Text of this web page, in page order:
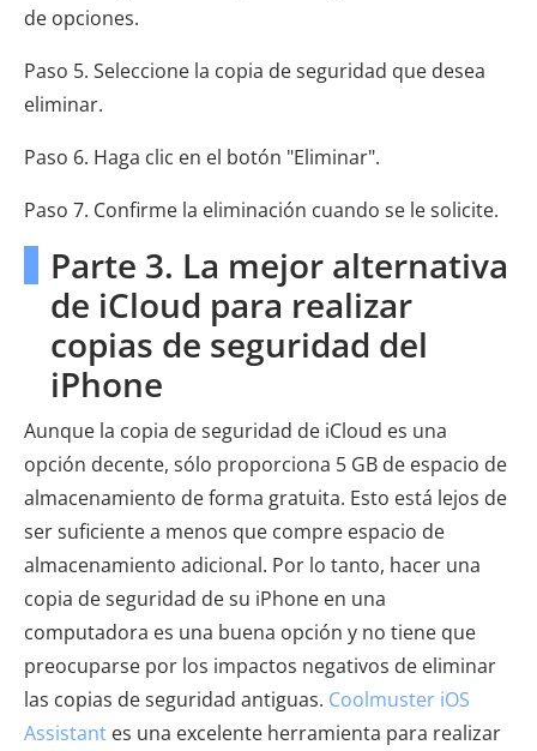
de opciones.
Paso 5. Seleccione la copia de seguridad que desea
eliminar.
Paso 6. Haga clic en el botón "Eliminar".
Paso 7. Confirme la eliminación cuando se le solicite.
Parte 3. La mejor alternativa
de iCloud para realizar
copias de seguridad del
iPhone
Aunque la copia de seguridad de iCloud es una
opción decente, sólo proporciona 5 GB de espacio de
almacenamiento de forma gratuita. Esto está lejos de
ser suficiente a menos que compre espacio de
almacenamiento adicional. Por lo tanto, hacer una
copia de seguridad de su iPhone en una
computadora es una buena opción y no tiene que
preocuparse por los impactos negativos de eliminar
las copias de seguridad antiguas. Coolmuster iOS
Assistant es una excelente herramienta para realizar